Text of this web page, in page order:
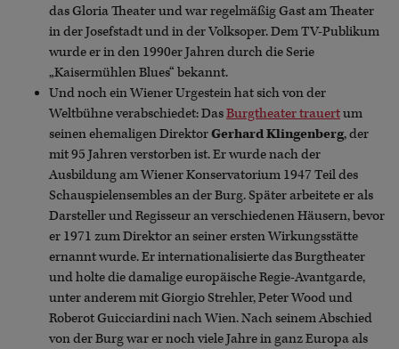
das Gloria Theater und war regelmäßig Gast am Theater
in der Josefstadt und in der Volksoper. Dem TV-Publikum
wurde er in den 1990er Jahren durch die Serie
„Kaisermühlen Blues“ bekannt.
Und noch ein Wiener Urgestein hat sich von der
Weltbühne verabschiedet: DasBurgtheater trauertum
seinen ehemaligen DirektorGerhard Klingenberg, der
mit 95 Jahren verstorben ist. Er wurde nach der
Ausbildung am Wiener Konservatorium 1947 Teil des
Schauspielensembles an der Burg. Später arbeitete er als
Darsteller und Regisseur an verschiedenen Häusern, bevor
er 1971 zum Direktor an seiner ersten Wirkungsstätte
ernannt wurde. Er internationalisierte das Burgtheater
und holte die damalige europäische Regie-Avantgarde,
unter anderem mit Giorgio Strehler, Peter Wood und
Roberot Guicciardini nach Wien. Nach seinem Abschied
von der Burg war er noch viele Jahre in ganz Europa als